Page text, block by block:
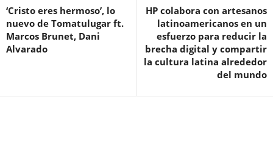
‘Cristo eres hermoso’, lo
nuevo de Tomatulugar ft.
Marcos Brunet, Dani
Alvarado
HP colabora con artesanos
latinoamericanos en un
esfuerzo para reducir la
brecha digital y compartir
la cultura latina alrededor
del mundo